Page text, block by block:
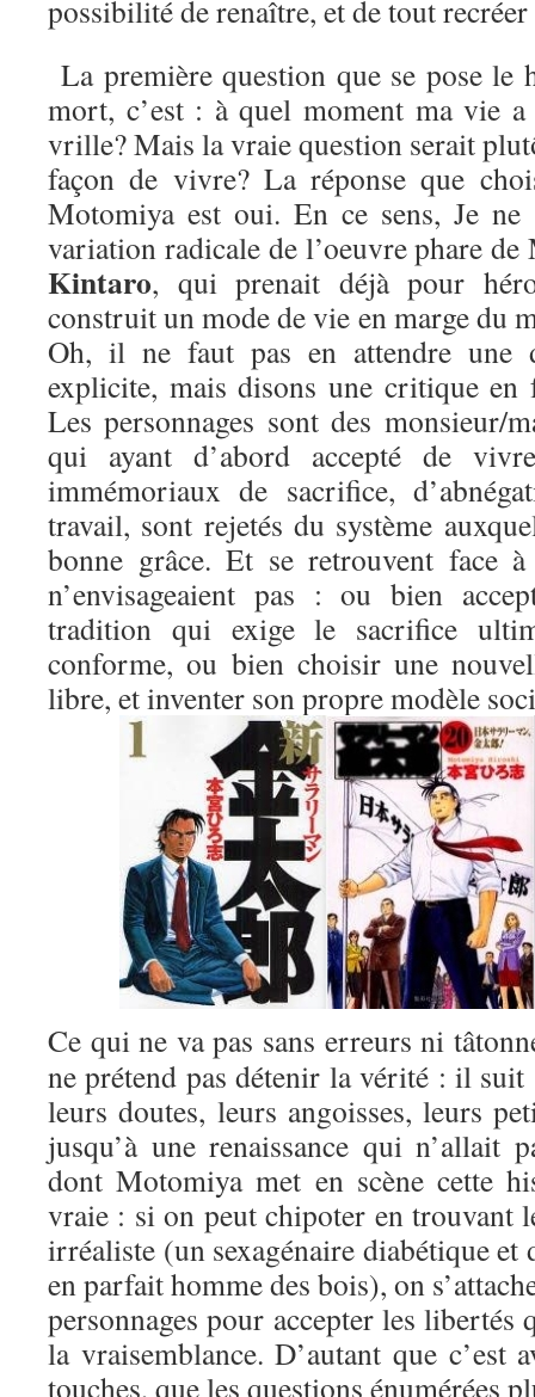
possibilité de renaître, et de tout
La première question que se pose le
mort, c’est : à quel moment ma vie
vrille? Mais la vraie question serait
façon de vivre? La réponse que
Motomiya est oui. En ce sens, Je
variation radicale de l’oeuvre phare
Kintaro, qui prenait déjà pour
construit un mode de vie en marge du
Oh, il ne faut pas en attendre une
explicite, mais disons une critique
Les personnages sont des monsieur/
qui ayant d’abord accepté de
immémoriaux de sacrifice,
travail, sont rejetés du système
bonne grâce. Et se retrouvent face
n’envisageaient pas : ou bien
tradition qui exige le sacrifice
conforme, ou bien choisir une
libre, et inventer son propre modèle
Ce qui ne va pas sans erreurs ni
ne prétend pas détenir la vérité : il suit
leurs doutes, leurs angoisses, leurs
jusqu’à une renaissance qui n’allait
dont Motomiya met en scène cette
vraie : si on peut chipoter en trouvant
irréaliste (un sexagénaire diabétique et
en parfait homme des bois), on
personnages pour accepter les libertés
la vraisemblance. D’autant que c’est
touches, que les questions énumérées